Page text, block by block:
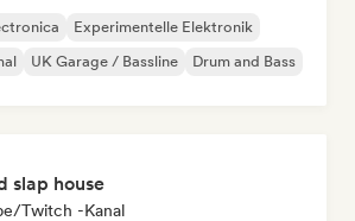
Experimentelle Elektronik
UK Garage / Bassline Drum and Bass
slap house
Twitch -Kanal